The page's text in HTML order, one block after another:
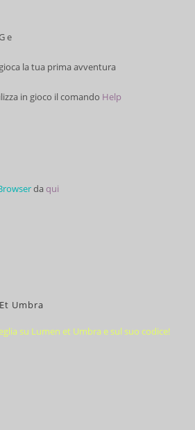
e
la tua prima avventura
in gioco il comando Help
da qui
Umbra
su Lumen et Umbra e sul suo codice!